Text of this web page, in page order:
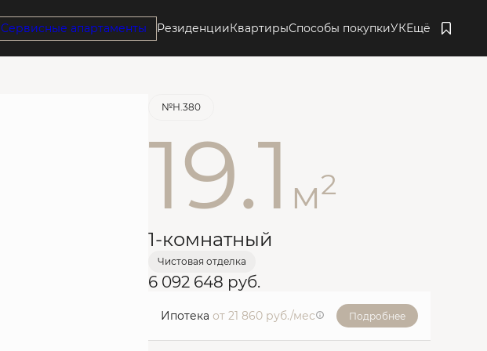
Сервисные апартаменты РезиденцииКвартирыСпособы покупкиУКЕщё
Забронировать
№Н.380
19.1 м2
1-комнатный
Чистовая отделка
6 092 648 руб.
Ипотека от 21 860 руб./мес Подробнее